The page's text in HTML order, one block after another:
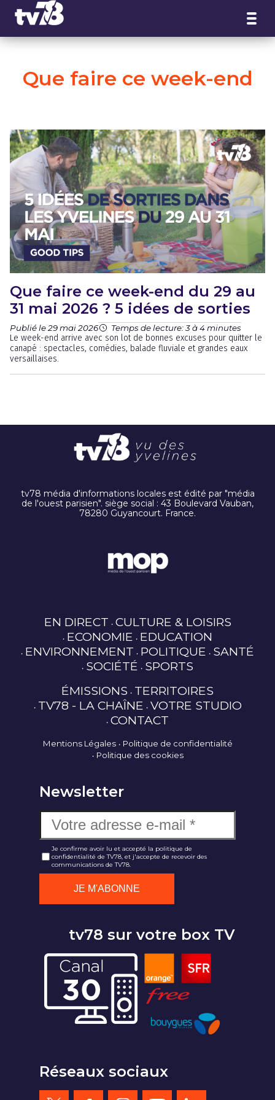
Que faire ce week-end
Que faire ce week-end du 29 au
31 mai 2026 ? 5 idées de sorties
Publié le 29 mai 2026 Temps de lecture: 3 à 4 minutes
Le week-end arrive avec son lot de bonnes excuses pour quitter le
canapé : spectacles, comédies, balade fluviale et grandes eaux
versaillaises.
tv78 média d'informations locales est édité par "média
de l'ouest parisien". siège social : 43 Boulevard Vauban,
78280 Guyancourt. France.
EN DIRECT CULTURE & LOISIRS
ECONOMIE EDUCATION
ENVIRONNEMENT POLITIQUE SANTÉ
SOCIÉTÉ SPORTS
ÉMISSIONS TERRITOIRES
TV78 - LA CHAÎNE VOTRE STUDIO
CONTACT
Mentions Légales
Politique de confidentialité
Politique des cookies
Newsletter
Je confirme avoir lu et accepté la politique de
confidentialité de TV78, et j'accepte de recevoir des
communications de TV78.
tv78 sur votre box TV
Réseaux sociaux
Panneau de gestion des cookies